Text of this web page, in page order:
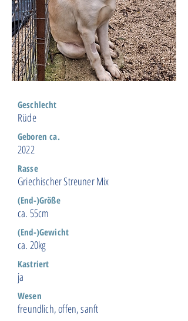
Geschlecht
Rüde
Geboren ca.
2022
Rasse
Griechischer Streuner Mix
(End-)Größe
ca. 55cm
(End-)Gewicht
ca. 20kg
Kastriert
ja
Wesen
freundlich, offen, sanft